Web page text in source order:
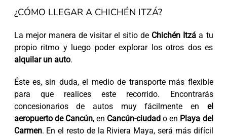
¿CÓMO LLEGAR A CHICHÉN ITZÁ?
La mejor manera de visitar el sitio de Chichén Itzá a tu
propio ritmo y luego poder explorar los otros dos es
alquilar un auto.
Éste es, sin duda, el medio de transporte más flexible
para que realices este recorrido. Encontrarás
concesionarios de autos muy fácilmente en el
aeropuerto de Cancún, en Cancún-ciudad o en Playa del
Carmen. En el resto de la Riviera Maya, será más difícil